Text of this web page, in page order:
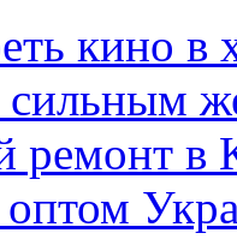
кино в
ремонт в